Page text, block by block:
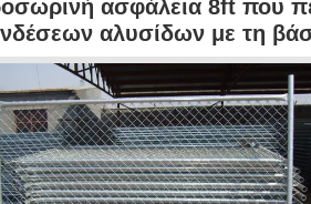
ασφάλεια 8ft που
αλυσίδων με τη